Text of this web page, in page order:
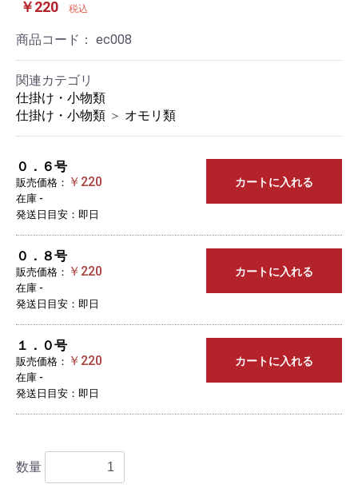
￥220 税込
商品コード： ec008
関連カテゴリ
仕掛け・小物類
仕掛け・小物類 ＞ オモリ類
０．６号
販売価格： ￥220
在庫 -
発送日目安：即日
カートに入れる
０．８号
販売価格： ￥220
在庫 -
発送日目安：即日
カートに入れる
１．０号
販売価格： ￥220
在庫 -
発送日目安：即日
カートに入れる
数量